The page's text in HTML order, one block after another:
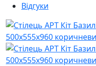
Відгуки